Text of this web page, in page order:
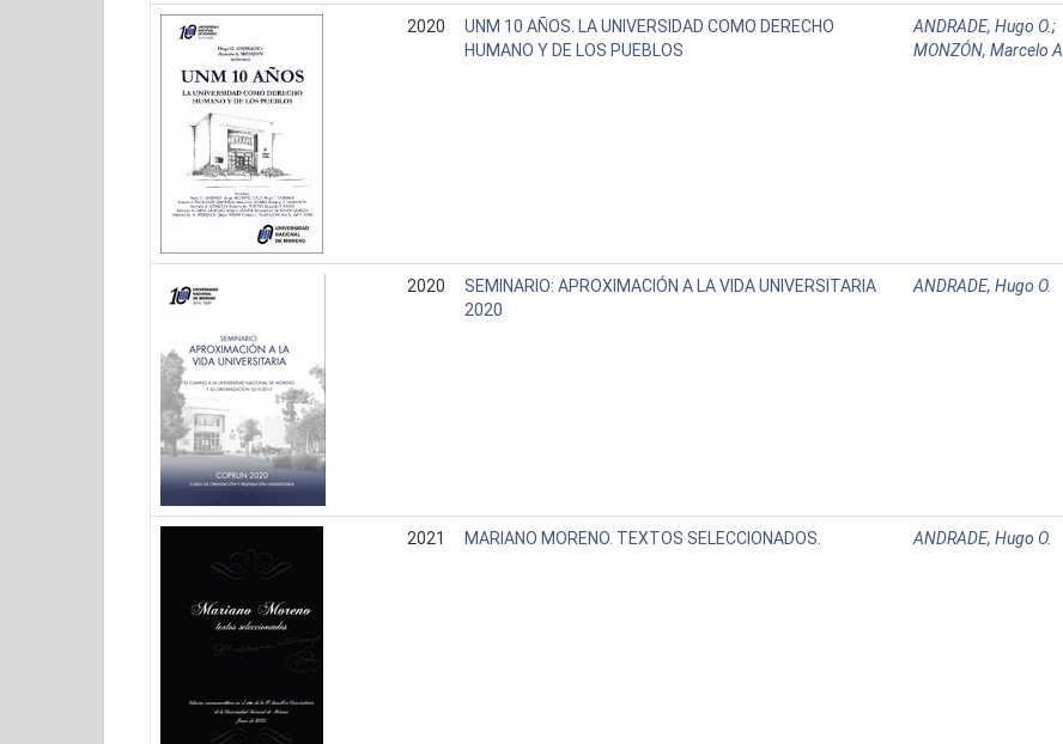
2020
UNM 10 AÑOS. LA UNIVERSIDAD COMO DERECHO
HUMANO Y DE LOS PUEBLOS
ANDRADE, Hugo O.;
MONZÓN, Marcelo A.
2020
SEMINARIO: APROXIMACIÓN A LA VIDA UNIVERSITARIA
2020
ANDRADE, Hugo O.
2021 MARIANO MORENO. TEXTOS SELECCIONADOS. ANDRADE, Hugo O.